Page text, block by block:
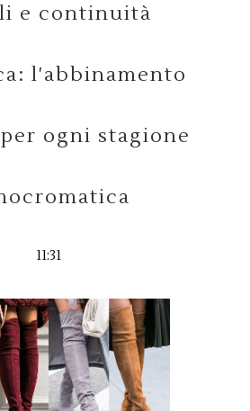
e continuità
l'abbinamento
ogni stagione
11:31